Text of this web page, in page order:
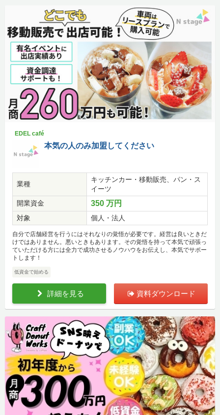
EDEL café
本気の人のみ加盟してください
業種
キッチンカー・移動販売、パン・ス
イーツ
開業資金
350 万円
対象 個人・法人
自分で店舗経営を行うにはそれなりの覚悟が必要です。経営は良いときだ
けではありません。悪いときもあります。その覚悟を持って本気で頑張っ
ていただける方には全力で成功させるノウハウをお伝えし、本気でサポー
トします！
低資金で始める
詳細を見る 資料ダウンロード